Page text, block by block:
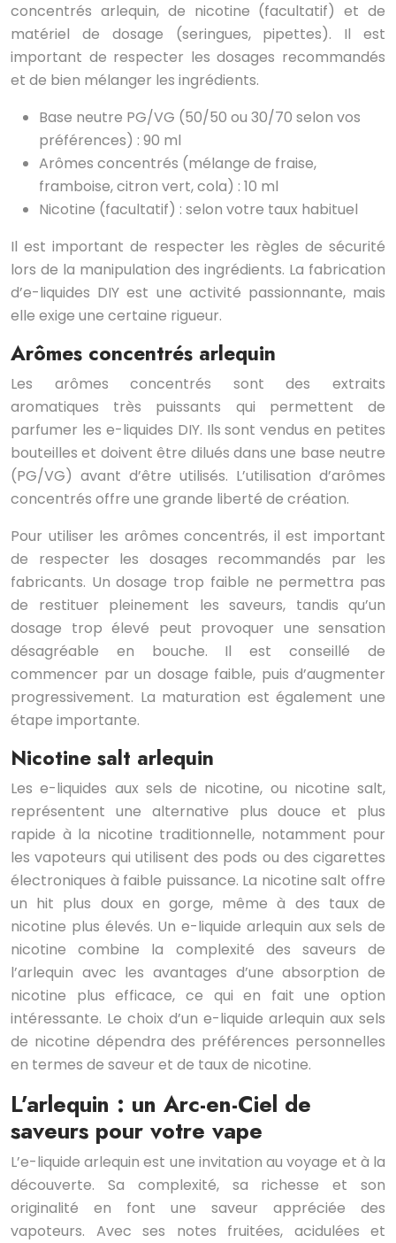
concentrés arlequin, de nicotine (facultatif) et de
matériel de dosage (seringues, pipettes). Il est
important de respecter les dosages recommandés
et de bien mélanger les ingrédients.
Base neutre PG/VG (50/50 ou 30/70 selon vos
préférences) : 90 ml
Arômes concentrés (mélange de fraise,
framboise, citron vert, cola) : 10 ml
Nicotine (facultatif) : selon votre taux habituel
Il est important de respecter les règles de sécurité
lors de la manipulation des ingrédients. La fabrication
d’e-liquides DIY est une activité passionnante, mais
elle exige une certaine rigueur.
Arômes concentrés arlequin
Les arômes concentrés sont des extraits
aromatiques très puissants qui permettent de
parfumer les e-liquides DIY. Ils sont vendus en petites
bouteilles et doivent être dilués dans une base neutre
(PG/VG) avant d’être utilisés. L’utilisation d’arômes
concentrés offre une grande liberté de création.
Pour utiliser les arômes concentrés, il est important
de respecter les dosages recommandés par les
fabricants. Un dosage trop faible ne permettra pas
de restituer pleinement les saveurs, tandis qu’un
dosage trop élevé peut provoquer une sensation
désagréable en bouche. Il est conseillé de
commencer par un dosage faible, puis d’augmenter
progressivement. La maturation est également une
étape importante.
Nicotine salt arlequin
Les e-liquides aux sels de nicotine, ou nicotine salt,
représentent une alternative plus douce et plus
rapide à la nicotine traditionnelle, notamment pour
les vapoteurs qui utilisent des pods ou des cigarettes
électroniques à faible puissance. La nicotine salt offre
un hit plus doux en gorge, même à des taux de
nicotine plus élevés. Un e-liquide arlequin aux sels de
nicotine combine la complexité des saveurs de
l’arlequin avec les avantages d’une absorption de
nicotine plus efficace, ce qui en fait une option
intéressante. Le choix d’un e-liquide arlequin aux sels
de nicotine dépendra des préférences personnelles
en termes de saveur et de taux de nicotine.
L’arlequin : un Arc-en-Ciel de
saveurs pour votre vape
L’e-liquide arlequin est une invitation au voyage et à la
découverte. Sa complexité, sa richesse et son
originalité en font une saveur appréciée des
vapoteurs. Avec ses notes fruitées, acidulées et